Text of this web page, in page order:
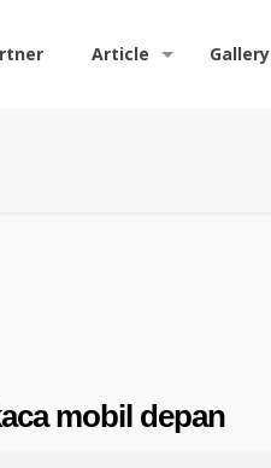
Article Gallery
mobil depan